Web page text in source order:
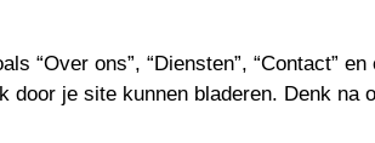
“Over ons”, “Diensten”, “Contact”
je site kunnen bladeren. Denk na